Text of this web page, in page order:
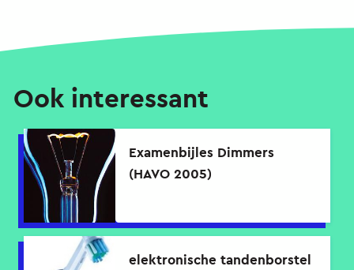
Ook interessant
Examenbijles Dimmers
(HAVO 2005)
elektronische tandenborstel